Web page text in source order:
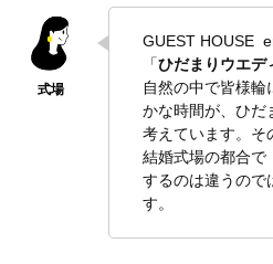
GUEST HOUSE
「ひだまりウエデ
自然の中で皆様輪
かな時間が、ひだ
考えています。そ
結婚式場の都合で
するのは違うので
す。